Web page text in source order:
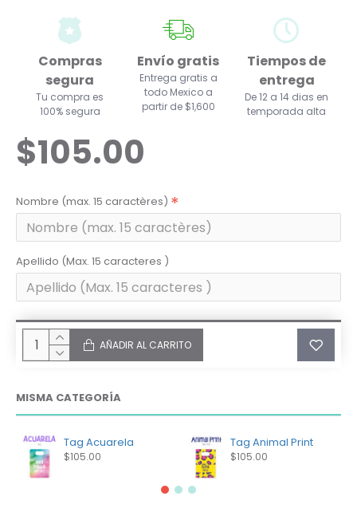
Compras
segura
Tu compra es
100% segura
Envío gratis
Entrega gratis a
todo Mexico a
partir de $1,600
Tiempos de
entrega
De 12 a 14 dias en
temporada alta
$105.00
Nombre (max. 15 caractères)
Apellido (Max. 15 caracteres )
AÑADIR AL CARRITO
MISMA CATEGORÍA
Tag Acuarela
$105.00
Tag Animal Print
$105.00